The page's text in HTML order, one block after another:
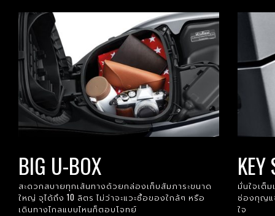
BIG U-BOX
สะดวกสบายทุกเส้นทางด้วยกล่องเก็บสัมภาระขนาด
ใหญ่ จุได้ถึง 10 ลิตร ไม่ว่าจะแวะซื้อของใกล้ๆ หรือ
เดินทางไกลแบบไหนก็ตอบโจทย์
KEY
มั่นใจเต็
ช่องกุญแ
ใจ